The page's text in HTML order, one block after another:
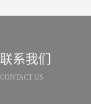
联系我们
CONTACT US